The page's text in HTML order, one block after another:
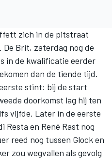
zich in de pitstraat
Brit, zaterdag nog de
in de kwalificatie eerder
dan de tiende tijd.
stint: bij de start
doorkomst lag hij ten
vijfde. Later in de eerste
en René Rast nog
reed nog tussen Glock en
zou wegvallen als gevolg